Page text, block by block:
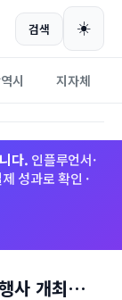
검색 ☀️
시 지자체
다. 인플루언서·
성과로 확인 ·
사 개최…